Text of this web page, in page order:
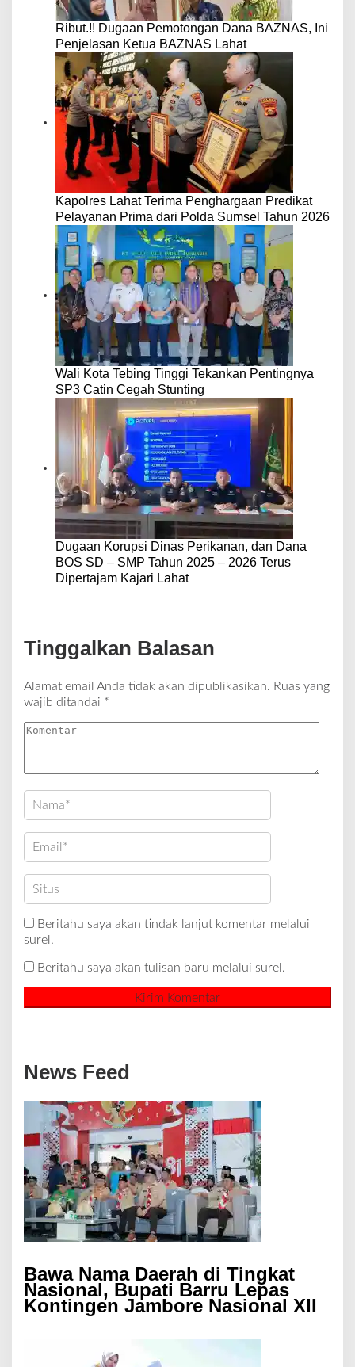
Ribut.!! Dugaan Pemotongan Dana BAZNAS, Ini
Penjelasan Ketua BAZNAS Lahat
Kapolres Lahat Terima Penghargaan Predikat
Pelayanan Prima dari Polda Sumsel Tahun 2026
Wali Kota Tebing Tinggi Tekankan Pentingnya
SP3 Catin Cegah Stunting
Dugaan Korupsi Dinas Perikanan, dan Dana
BOS SD – SMP Tahun 2025 – 2026 Terus
Dipertajam Kajari Lahat
Tinggalkan Balasan
Alamat email Anda tidak akan dipublikasikan. Ruas yang
wajib ditandai *
Beritahu saya akan tindak lanjut komentar melalui
surel.
Beritahu saya akan tulisan baru melalui surel.
News Feed
Bawa Nama Daerah di Tingkat
Nasional, Bupati Barru Lepas
Kontingen Jambore Nasional XII